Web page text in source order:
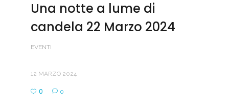
Una notte a lume di
candela 22 Marzo 2024
EVENTI
12 MARZO 2024
0 0